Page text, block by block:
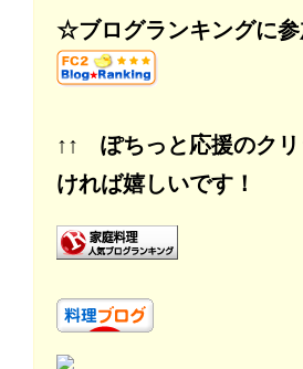
☆ブログランキングに
↑↑ ぽちっと応援のク
ければ嬉しいです！